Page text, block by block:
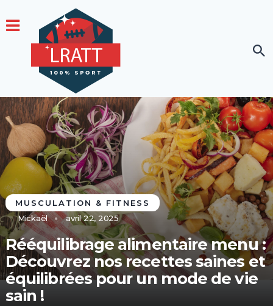
MUSCULATION & FITNESS
Mickaël
avril 22, 2025
Rééquilibrage alimentaire menu :
Découvrez nos recettes saines et
équilibrées pour un mode de vie
sain !